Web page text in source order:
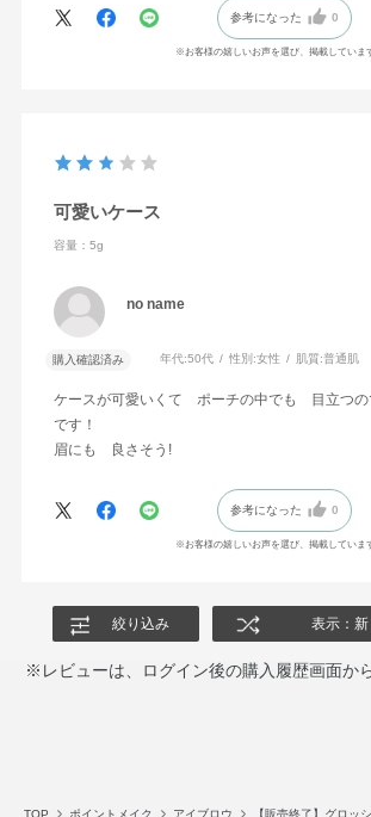
参考になった 0
※お客様の嬉しいお声を選び、掲載していま
可愛いケース
容量：5g
no name
購入確認済み 年代:50代 性別:女性 肌質:普通肌
ケースが可愛いくて ポーチの中でも 目立つ
です！
眉にも 良さそう!
参考になった 0
※お客様の嬉しいお声を選び、掲載していま
絞り込み 表示：
※レビューは、ログイン後の購入履歴画面か